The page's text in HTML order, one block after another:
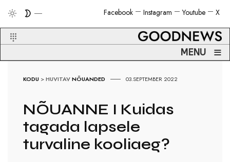
X
Youtube
Instagram
Facebook
MENU ≡
KODU >HUVITAVNÕUANDED 03.SEPTEMBER 2022
NÕUANNE I Kuidas
tagada lapsele
turvaline kooliaeg?